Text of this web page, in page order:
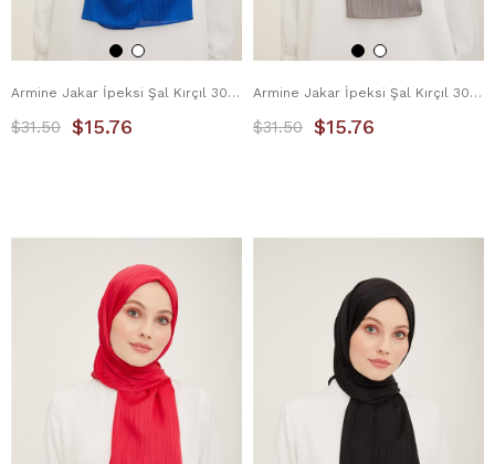
Armine Jakar İpeksi Şal Kırçıl 3098-6 Saks
$15.76
$31.50
Armine Jakar İpeksi Şal Kırçıl 3098-7 Miskli Kahve
$15.76
$31.50